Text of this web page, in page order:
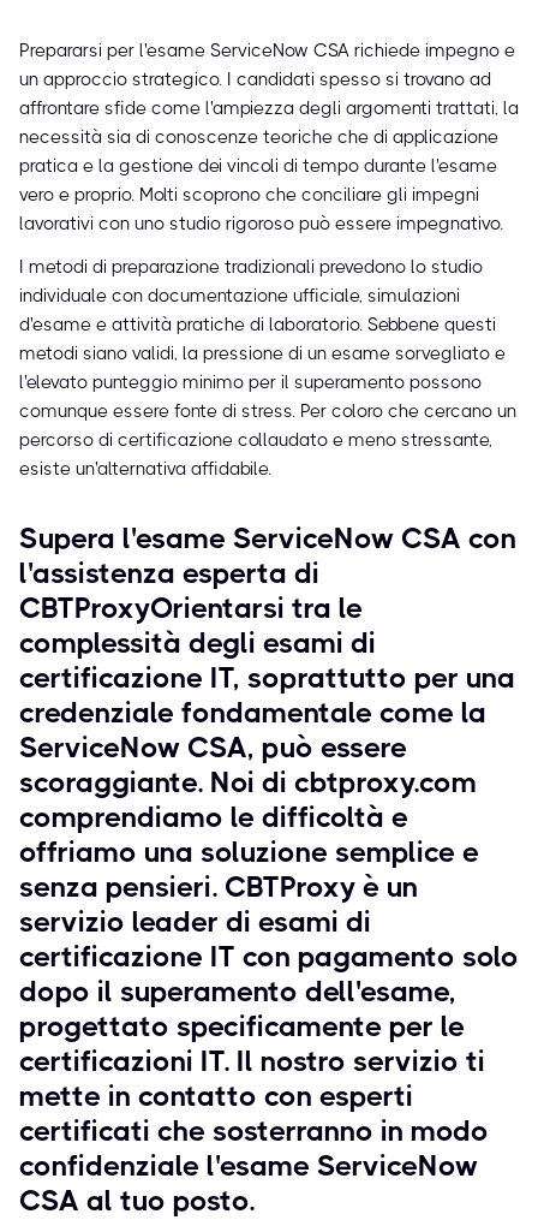
Prepararsi per l'esame ServiceNow CSA richiede impegno e
un approccio strategico. I candidati spesso si trovano ad
affrontare sfide come l'ampiezza degli argomenti trattati, la
necessità sia di conoscenze teoriche che di applicazione
pratica e la gestione dei vincoli di tempo durante l'esame
vero e proprio. Molti scoprono che conciliare gli impegni
lavorativi con uno studio rigoroso può essere impegnativo.
I metodi di preparazione tradizionali prevedono lo studio
individuale con documentazione ufficiale, simulazioni
d'esame e attività pratiche di laboratorio. Sebbene questi
metodi siano validi, la pressione di un esame sorvegliato e
l'elevato punteggio minimo per il superamento possono
comunque essere fonte di stress. Per coloro che cercano un
percorso di certificazione collaudato e meno stressante,
esiste un'alternativa affidabile.
Supera l'esame ServiceNow CSA con
l'assistenza esperta di
CBTProxyOrientarsi tra le
complessità degli esami di
certificazione IT, soprattutto per una
credenziale fondamentale come la
ServiceNow CSA, può essere
scoraggiante. Noi di cbtproxy.com
comprendiamo le difficoltà e
offriamo una soluzione semplice e
senza pensieri. CBTProxy è un
servizio leader di esami di
certificazione IT con pagamento solo
dopo il superamento dell'esame,
progettato specificamente per le
certificazioni IT. Il nostro servizio ti
mette in contatto con esperti
certificati che sosterranno in modo
confidenziale l'esame ServiceNow
CSA al tuo posto.